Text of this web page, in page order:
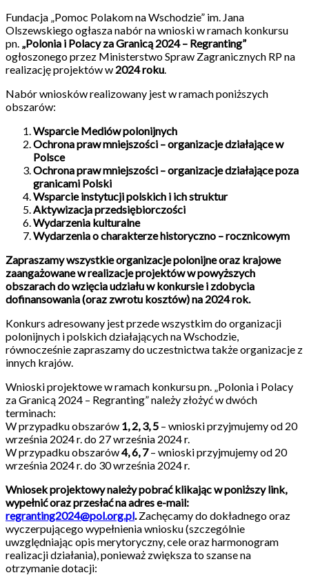
Fundacja „Pomoc Polakom na Wschodzie” im. Jana
Olszewskiego ogłasza nabór na wnioski w ramach konkursu
pn. „Polonia i Polacy za Granicą 2024 – Regranting”
ogłoszonego przez Ministerstwo Spraw Zagranicznych RP na
realizację projektów w 2024 roku.
Nabór wniosków realizowany jest w ramach poniższych
obszarów:
Wsparcie Mediów polonijnych
Ochrona praw mniejszości – organizacje działające w
Polsce
Ochrona praw mniejszości – organizacje działające poza
granicami Polski
Wsparcie instytucji polskich i ich struktur
Aktywizacja przedsiębiorczości
Wydarzenia kulturalne
Wydarzenia o charakterze historyczno – rocznicowym
Zapraszamy wszystkie organizacje polonijne oraz krajowe
zaangażowane w realizacje projektów w powyższych
obszarach do wzięcia udziału w konkursie i zdobycia
dofinansowania (oraz zwrotu kosztów) na 2024 rok.
Konkurs adresowany jest przede wszystkim do organizacji
polonijnych i polskich działających na Wschodzie,
równocześnie zapraszamy do uczestnictwa także organizacje z
innych krajów.
Wnioski projektowe w ramach konkursu pn. „Polonia i Polacy
za Granicą 2024 – Regranting” należy złożyć w dwóch
terminach:
W przypadku obszarów 1, 2, 3, 5 – wnioski przyjmujemy od 20
września 2024 r. do 27 września 2024 r.
W przypadku obszarów4, 6, 7– wnioski przyjmujemy od 20
września 2024 r. do 30 września 2024 r.
Wniosek projektowy należy pobrać klikając w poniższy link,
wypełnić oraz przesłać na adres e-mail:
regranting2024@pol.org.pl.Zachęcamy do dokładnego oraz
wyczerpującego wypełnienia wniosku (szczególnie
uwzględniając opis merytoryczny, cele oraz harmonogram
realizacji działania), ponieważ zwiększa to szanse na
otrzymanie dotacji: